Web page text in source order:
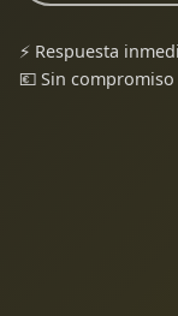
⚡ Respuesta
💶 Sin compromiso